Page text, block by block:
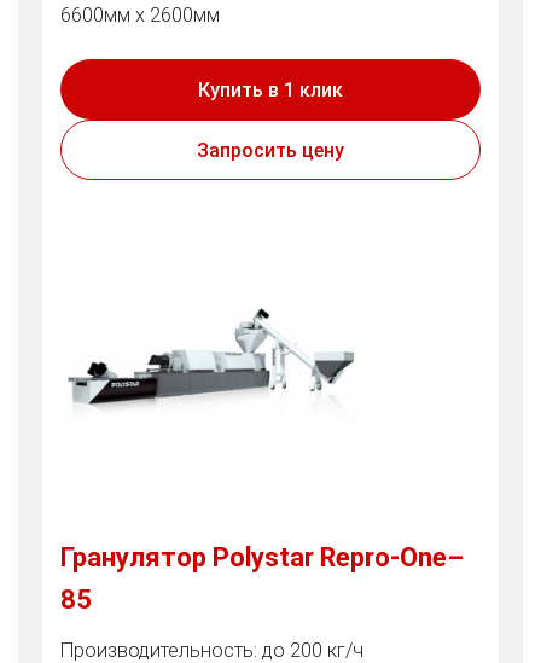
6600мм х 2600мм
Купить в 1 клик
Запросить цену
Гранулятор Polystar Repro-One–
85
Производительность: до 200 кг/ч